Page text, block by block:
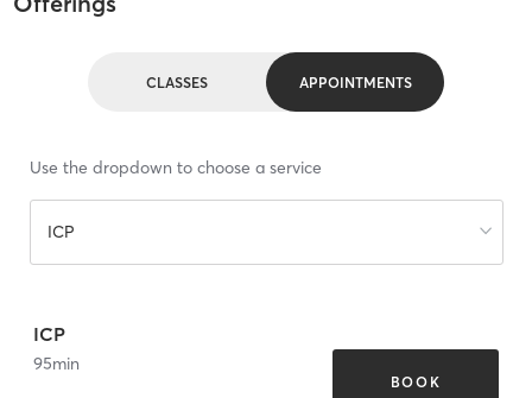
CLASSES APPOINTMENTS
Use the dropdown to choose a service
ICP
ICP
95min
BOOK